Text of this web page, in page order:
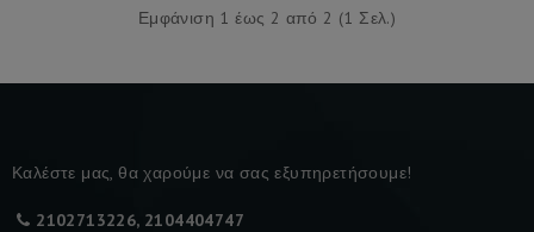
Εμφάνιση 1 έως 2 από 2 (1 Σελ.)
Καλέστε μας, θα χαρούμε να σας εξυπηρετήσουμε!
2102713226, 2104404747